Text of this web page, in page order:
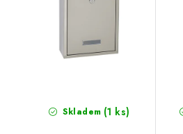
Skladem (1 ks)